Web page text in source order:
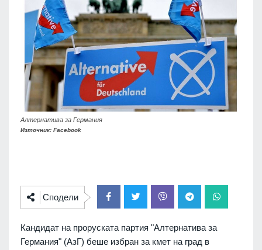
Алтернатива за Германия
Източник: Facebook
Сподели
Кандидат на проруската партия "Алтернатива за
Германия" (АзГ) беше избран за кмет на град в